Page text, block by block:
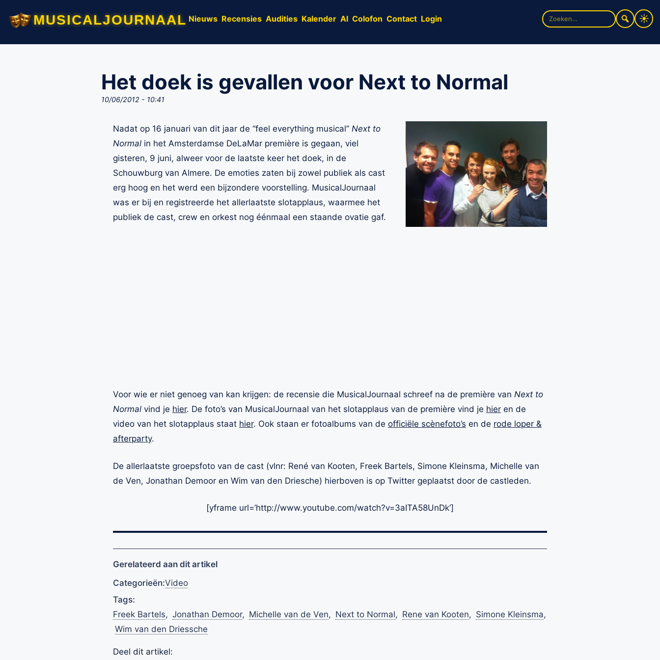
musicaljournaal Nieuws Recensies Audities Kalender AI Colofon Contact Login
Zoek
naar:
Het doek is gevallen voor Next to Normal
10/06/2012 - 10:41
Nadat op 16 januari van dit jaar de “feel everything musical” Next to
Normal in het Amsterdamse DeLaMar première is gegaan, viel
gisteren, 9 juni, alweer voor de laatste keer het doek, in de
Schouwburg van Almere. De emoties zaten bij zowel publiek als cast
erg hoog en het werd een bijzondere voorstelling. MusicalJournaal
was er bij en registreerde het allerlaatste slotapplaus, waarmee het
publiek de cast, crew en orkest nog éénmaal een staande ovatie gaf.
Voor wie er niet genoeg van kan krijgen: de recensie die MusicalJournaal schreef na de première van Next to
Normal vind je hier. De foto’s van MusicalJournaal van het slotapplaus van de première vind je hier en de
video van het slotapplaus staat hier. Ook staan er fotoalbums van de officiële scènefoto’s en de rode loper &
afterparty.
De allerlaatste groepsfoto van de cast (vlnr: René van Kooten, Freek Bartels, Simone Kleinsma, Michelle van
de Ven, Jonathan Demoor en Wim van den Driesche) hierboven is op Twitter geplaatst door de castleden.
[yframe url=’http://www.youtube.com/watch?v=3aITA58UnDk’]
Gerelateerd aan dit artikel
Categorieën:Video
Tags:
Freek Bartels, Jonathan Demoor, Michelle van de Ven, Next to Normal, Rene van Kooten, Simone Kleinsma,
Wim van den Driessche
Deel dit artikel: